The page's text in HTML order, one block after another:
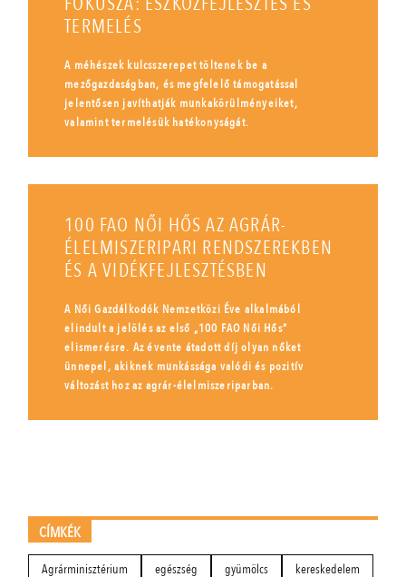
TERMELÉS
A méhészek kulcsszerepet töltenek be a
mezőgazdaságban, és megfelelő támogatással
jelentősen javíthatják munkakörülményeiket,
valamint termelésük hatékonyságát.
100 FAO NŐI HŐS AZ AGRÁR-
ÉLELMISZERIPARI RENDSZEREKBEN
ÉS A VIDÉKFEJLESZTÉSBEN
A Női Gazdálkodók Nemzetközi Éve alkalmából
elindult a jelölés az első „100 FAO Női Hős”
elismerésre. Az évente átadott díj olyan nőket
ünnepel, akiknek munkássága valódi és pozitív
változást hoz az agrár-élelmiszeriparban.
CÍMKÉK
Agrárminisztérium egészség gyümölcs
kereskedelem